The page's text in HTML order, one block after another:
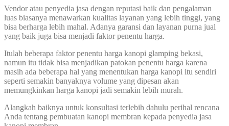
Vendor atau penyedia jasa dengan reputasi baik dan pengalaman
luas biasanya menawarkan kualitas layanan yang lebih tinggi, yang
bisa berharga lebih mahal. Adanya garansi dan layanan purna jual
yang baik juga bisa menjadi faktor penentu harga.
Itulah beberapa faktor penentu harga kanopi glamping bekasi,
namun itu tidak bisa menjadikan patokan penentu harga karena
masih ada beberapa hal yang menentukan harga kanopi itu sendiri
seperti semakin banyaknya volume yang dipesan akan
memungkinkan harga kanopi jadi semakin lebih murah.
Alangkah baiknya untuk konsultasi terlebih dahulu perihal rencana
Anda tentang pembuatan kanopi membran kepada penyedia jasa